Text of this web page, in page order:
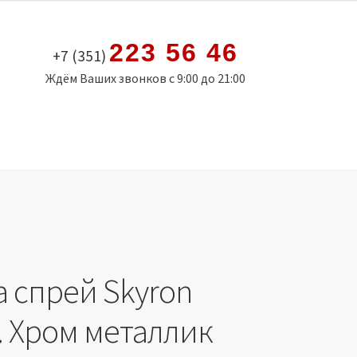
+7 (351) 223 56 46
Ждём Ваших звонков с 9:00 до 21:00
спрей Skyron
Хром металлик